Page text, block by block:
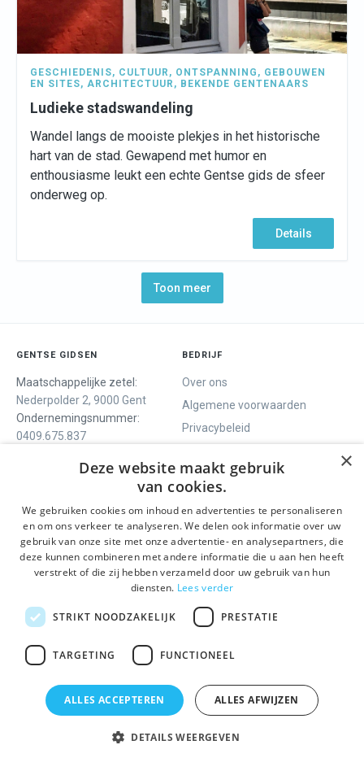
GESCHIEDENIS, CULTUUR , ONTSPANNING , GEBOUWEN
EN SITES, ARCHITECTUUR , BEKENDE GENTENAARS
Ludieke stadswandeling
Wandel langs de mooiste plekjes in het historische
hart van de stad. Gewapend met humor en
enthousiasme leukt een echte Gentse gids de sfeer
onderweg op.
Details
Toon meer
GENTSE GIDSEN
Maatschappelijke zetel:
Nederpolder 2, 9000 Gent
Ondernemingsnummer:
0409.675.837
BEDRIJF
Over ons
Algemene voorwaarden
Privacybeleid
ONS AANBOD
Rondleidingen
Dagprogramma
Activiteiten
SOCIALS
Facebook
Instagram
LinkedIn
BLIJF OP DE HOOGTE
Verzenden
×
Deze website maakt gebruik
van cookies.
We gebruiken cookies om inhoud en advertenties te personaliseren
en om ons verkeer te analyseren. We delen ook informatie over uw
gebruik van onze site met onze advertentie- en analysepartners, die
deze kunnen combineren met andere informatie die u aan hen heeft
verstrekt of die zij hebben verzameld door uw gebruik van hun
diensten. Lees verder
STRIKT NOODZAKELIJK PRESTATIE
TARGETING FUNCTIONEEL
ALLES ACCEPTEREN ALLES AFWIJZEN
DETAILS WEERGEVEN